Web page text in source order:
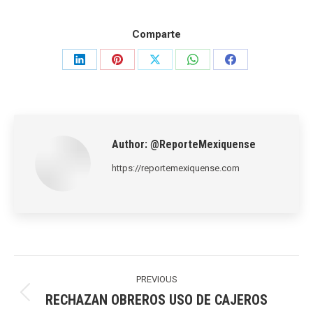
Comparte
Share
Share
Share
Share
Share
Author: @ReporteMexiquense
https://reportemexiquense.com
navigation
PREVIOUS
Previous
RECHAZAN OBREROS USO DE CAJEROS